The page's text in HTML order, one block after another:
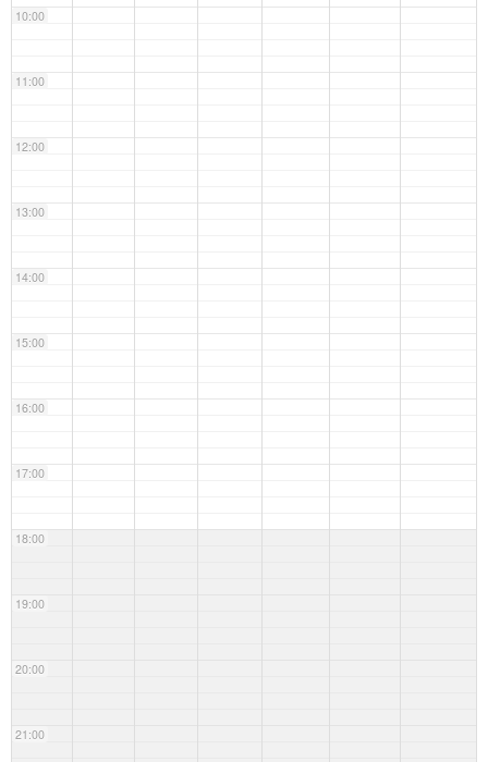
10:00
11:00
12:00
13:00
14:00
15:00
16:00
17:00
18:00
19:00
20:00
21:00